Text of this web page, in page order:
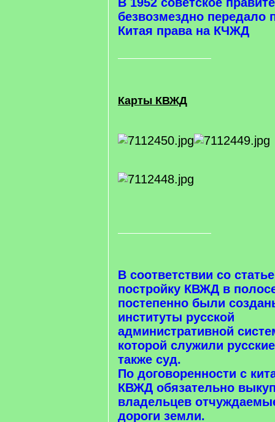
безвозмездно передало
Китая права на КЧЖД
Карты КВЖД
В соответствии со
постройку КВЖД в
постепенно были
институты русской
административной
которой служили
также суд.
По договоренности с
КВЖД обязательно
владельцев
дороги земли.